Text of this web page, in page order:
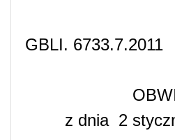
GBLI. 6733.7.2011
z dnia 2